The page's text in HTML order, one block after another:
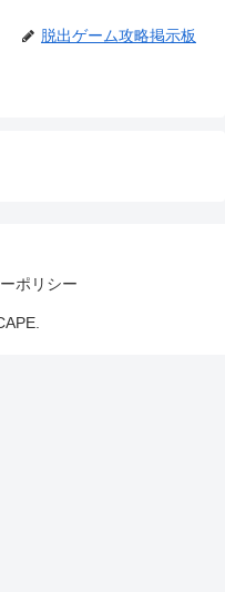
脱出ゲーム攻略掲示板
ポリシー